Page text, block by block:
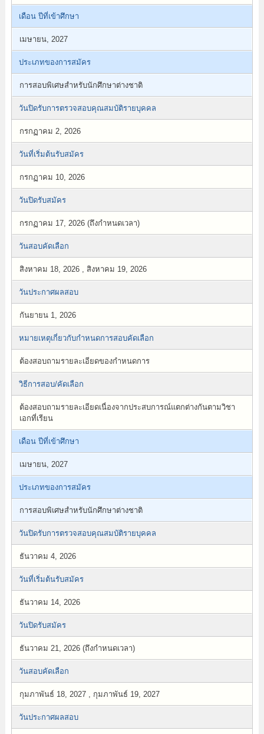
เดือน ปีที่เข้าศึกษา
เมษายน, 2027
ประเภทของการสมัคร
การสอบพิเศษสำหรับนักศึกษาต่างชาติ
วันปิดรับการตรวจสอบคุณสมบัติรายบุคคล
กรกฏาคม 2, 2026
วันที่เริ่มต้นรับสมัคร
กรกฏาคม 10, 2026
วันปิดรับสมัคร
กรกฏาคม 17, 2026 (ถึงกำหนดเวลา)
วันสอบคัดเลือก
สิงหาคม 18, 2026 , สิงหาคม 19, 2026
วันประกาศผลสอบ
กันยายน 1, 2026
หมายเหตุเกี่ยวกับกำหนดการสอบคัดเลือก
ต้องสอบถามรายละเอียดของกำหนดการ
วิธีการสอบ/คัดเลือก
ต้องสอบถามรายละเอียดเนื่องจากประสบการณ์แตกต่างกันตามวิชา
เอกที่เรียน
เดือน ปีที่เข้าศึกษา
เมษายน, 2027
ประเภทของการสมัคร
การสอบพิเศษสำหรับนักศึกษาต่างชาติ
วันปิดรับการตรวจสอบคุณสมบัติรายบุคคล
ธันวาคม 4, 2026
วันที่เริ่มต้นรับสมัคร
ธันวาคม 14, 2026
วันปิดรับสมัคร
ธันวาคม 21, 2026 (ถึงกำหนดเวลา)
วันสอบคัดเลือก
กุมภาพันธ์ 18, 2027 , กุมภาพันธ์ 19, 2027
วันประกาศผลสอบ